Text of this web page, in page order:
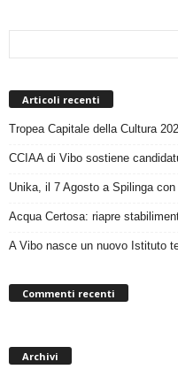
Articoli recenti
Tropea Capitale della Cultura
CCIAA di Vibo sostiene
Unika, il 7 Agosto a Spilinga
Acqua Certosa: riapre
A Vibo nasce un nuovo Istituto
Commenti recenti
Archivi